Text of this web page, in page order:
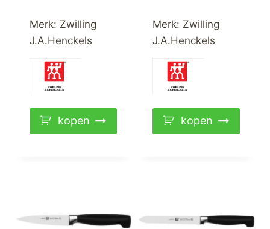
was:
€84,95.€50,00.
Merk: Zwilling
J.A.Henckels
kopen
Merk: Zwilling
J.A.Henckels
kopen